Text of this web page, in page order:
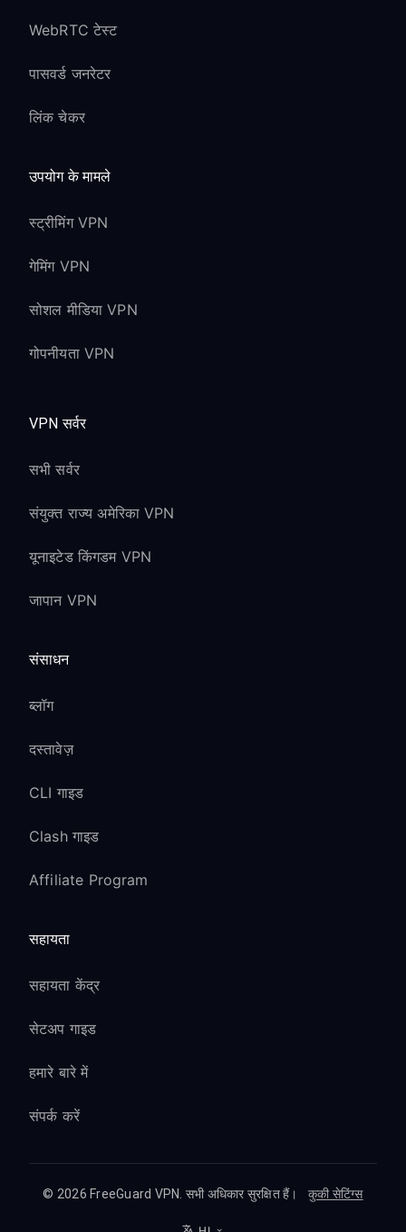
WebRTC टेस्ट
पासवर्ड जनरेटर
लिंक चेकर
उपयोग के मामले
स्ट्रीमिंग VPN
गेमिंग VPN
सोशल मीडिया VPN
गोपनीयता VPN
VPN सर्वर
सभी सर्वर
संयुक्त राज्य अमेरिका VPN
यूनाइटेड किंगडम VPN
जापान VPN
संसाधन
ब्लॉग
दस्तावेज़
CLI गाइड
Clash गाइड
Affiliate Program
सहायता
सहायता केंद्र
सेटअप गाइड
हमारे बारे में
संपर्क करें
© 2026 FreeGuard VPN. सभी अधिकार सुरक्षित हैं। कुकी सेटिंग्स